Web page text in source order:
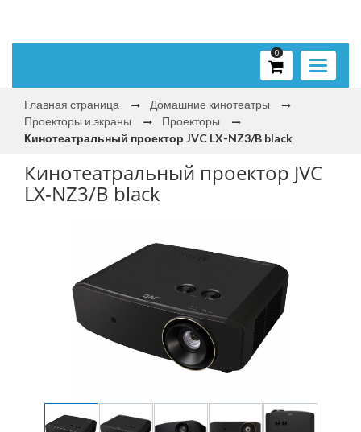
Toggle
0
Главная страница
Домашние кинотеатры
Проекторы и экраны
Проекторы
Кинотеатральный проектор JVC LX-NZ3/B black
Кинотеатральный проектор JVC
LX-NZ3/B black